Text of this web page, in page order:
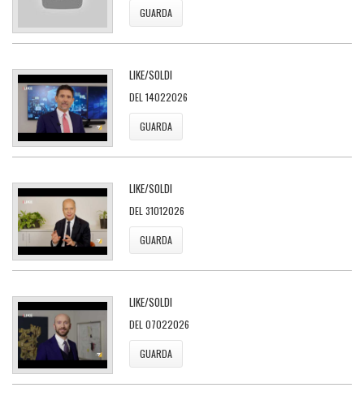
GUARDA
LIKE/SOLDI
DEL 14022026
GUARDA
LIKE/SOLDI
DEL 31012026
GUARDA
LIKE/SOLDI
DEL 07022026
GUARDA